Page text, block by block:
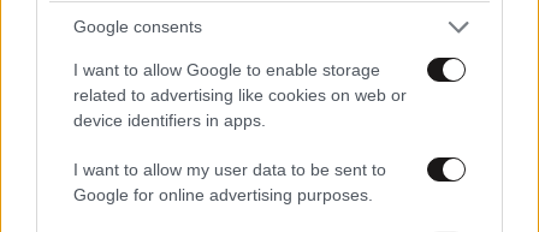
Google consents
I want to allow Google to enable storage
related to advertising like cookies on web or
device identifiers in apps.
I want to allow my user data to be sent to
Google for online advertising purposes.
ηρθε η ωρα σας ρουφιανοι......
Απαντήστε